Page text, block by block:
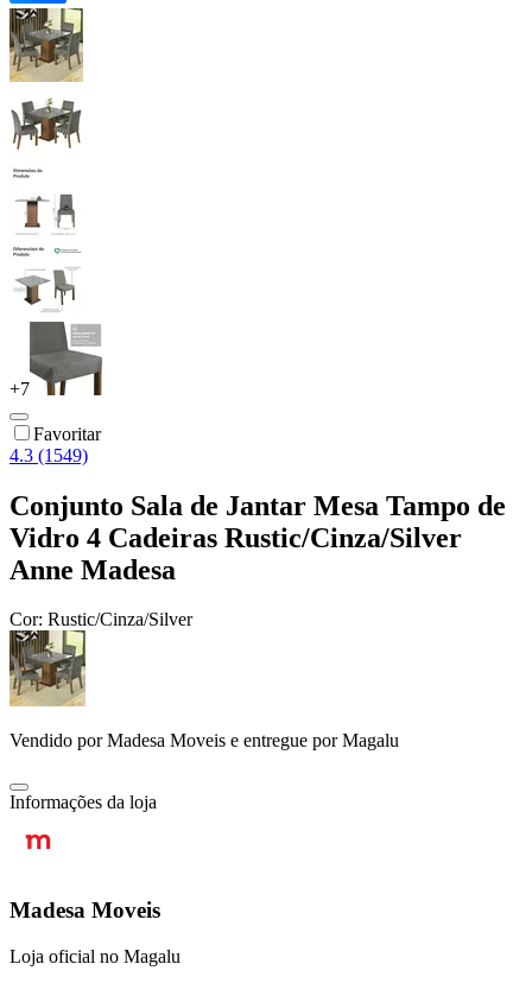
+7
Favoritar
4.3 (1549)
Conjunto Sala de Jantar Mesa Tampo de
Vidro 4 Cadeiras Rustic/Cinza/Silver
Anne Madesa
Cor: Rustic/Cinza/Silver
Vendido porMadesa Moveis e entregue por Magalu
Informações da loja
Madesa Moveis
Loja oficial no Magalu